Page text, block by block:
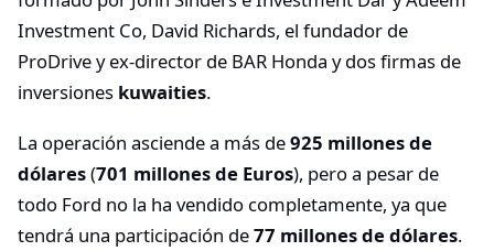
Investment Co, David Richards, el fundador de
ProDrive y ex-director de BAR Honda y dos firmas de
inversiones kuwaities.
La operación asciende a más de925 millones de
dólares(701 millones de Euros), pero a pesar de
todo Ford no la ha vendido completamente, ya que
tendrá una participación de77 millones de dólares.